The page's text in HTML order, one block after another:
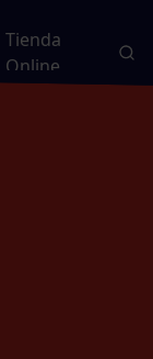
Tienda
Online